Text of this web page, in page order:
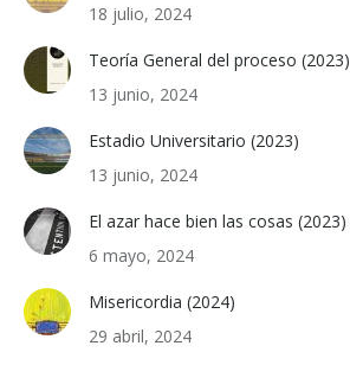
18 julio, 2024
Teoría General del proceso (2023)
13 junio, 2024
Estadio Universitario (2023)
13 junio, 2024
El azar hace bien las cosas (2023)
6 mayo, 2024
Misericordia (2024)
29 abril, 2024